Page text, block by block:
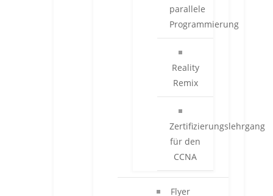
parallele
Programmierung
Reality
Remix
Zertifizierungslehrgang
für den
CCNA
Flyer